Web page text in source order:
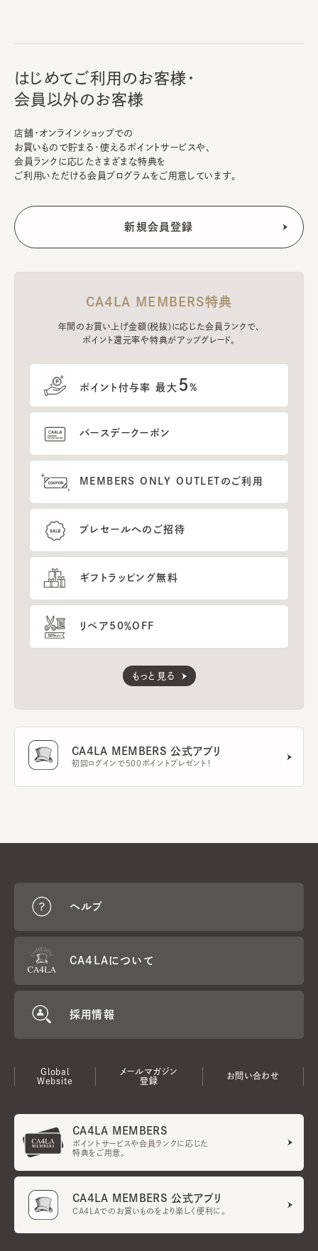
はじめてご利用のお客様・
会員以外のお客様
店舗・オンラインショップでの
お買いもので貯まる・使えるポイントサービスや、
会員ランクに応じたさまざまな特典を
ご利用いただける会員プログラムをご用意しています。
CA4LA MEMBERS特典
年間のお買い上げ金額(税抜)に応じた会員ランクで、
ポイント還元率や特典がアップグレード。
ポイント付与率 最大 5%
バースデークーポン
MEMBERS ONLY OUTLETのご利用
プレセールへのご招待
ギフトラッピング無料
リペア50％OFF
もっと見る
CA4LA MEMBERS 公式アプリ
初回ログインで500ポイントプレゼント！
ヘルプ
CA4LAについて
採用情報
Global
Website
メールマガジン
登録
お問い合わせ
CA4LA MEMBERS
ポイントサービスや会員ランクに応じた
特典をご用意。
CA4LA MEMBERS 公式アプリ
CA4LAでのお買いものをより楽しく便利に。